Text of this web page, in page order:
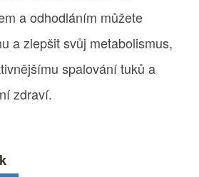
a odhodláním můžete
a zlepšit svůj metabolismus,
spalování tuků a
zdraví.